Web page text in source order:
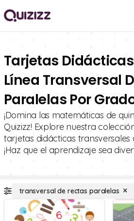
Tarjetas
Línea Transversal
Paralelas Por
¡Domina las matemáticas de
Quizizz! Explore nuestra
tarjetas didácticas transversales
¡Haz que el aprendizaje sea
transversal de rectas paralelas